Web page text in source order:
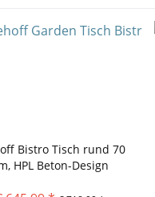
Bistro Tisch rund 70
HPL Beton-Design